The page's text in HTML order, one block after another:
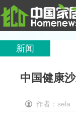
新闻
中国健康
作者：sela